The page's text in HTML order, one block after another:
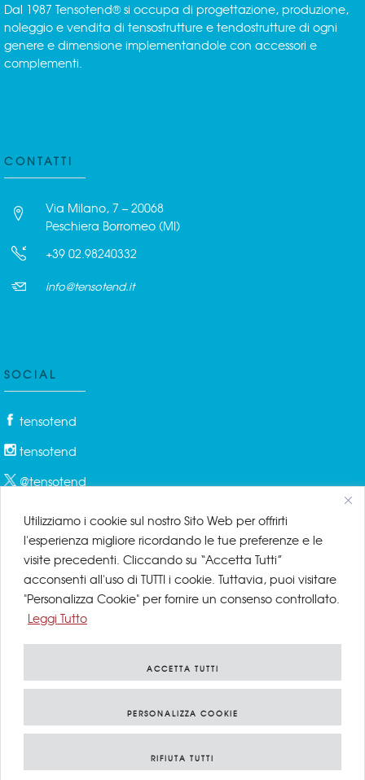
Utilizziamo i cookie sul nostro Sito Web per offrirti
l'esperienza migliore ricordando le tue preferenze e le
visite precedenti. Cliccando su “Accetta Tutti”
acconsenti all'uso di TUTTI i cookie. Tuttavia, puoi visitare
"Personalizza Cookie" per fornire un consenso controllato.
Leggi Tutto
PERSONALIZZA COOKIE
RIFIUTA TUTTI
ACCETTA TUTTI
Dal 1987 Tensotend® si occupa di progettazione, produzione,
noleggio e vendita di tensostrutture e tendostrutture di ogni
genere e dimensione implementandole con accessori e
complementi.
CONTATTI
Via Milano, 7 – 20068
Peschiera Borromeo (MI)
+39 02.98240332
info@tensotend.it
SOCIAL
tensotend
tensotend
@tensotend
PRIVACY & COOKIES
Privacy Policy
Cookie Policy
© Tensotend by Tensotend Srl | P.IVA 06458350961 Reg. Imprese di